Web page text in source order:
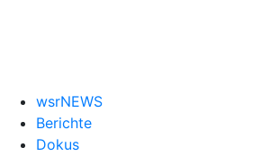
wsrNEWS
Berichte
Dokus